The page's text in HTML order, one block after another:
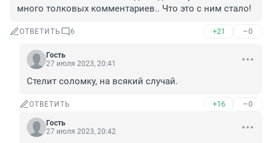
много толковых комментариев.. Что это с ним стало!
ОТВЕТИТЬ 6 +21 –0
Гость
27 июля 2023, 20:41
Стелит соломку, на всякий случай.
ОТВЕТИТЬ +16 –0
Гость
27 июля 2023, 20:42